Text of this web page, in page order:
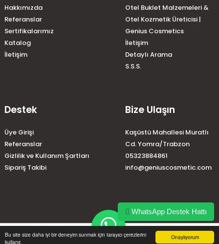
Onaylıyorum
Bu site size daha iyi bir deneyim sunmak için tarayıcı çerezlerini
kullanır.
home account_circle local_shipping phone
WhatsApp Destek Hattı
Hakkımızda
Referanslar
Sertifikalarımız
Katalog
İletişim
Otel Buklet Malzemeleri &
Otel Kozmetik Üreticisi |
Genius Cosmetics
İletişim
Detaylı Arama
S.S.S.
Destek
Üye Girişi
Referanslar
Gizlilik ve Kullanım Şartları
Sipariş Takibi
Bize Ulaşın
Kaşüstü Mahallesi Muratlı
Cd. Yomra/Trabzon
05323884861
info@geniuscosmetic.com